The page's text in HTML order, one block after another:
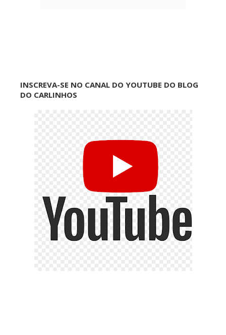
INSCREVA-SE NO CANAL DO YOUTUBE DO BLOG
DO CARLINHOS